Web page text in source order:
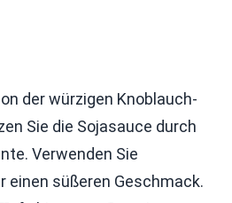
der würzigen Knoblauch-
Sie die Sojasauce durch
Verwenden Sie
einen süßeren Geschmack.